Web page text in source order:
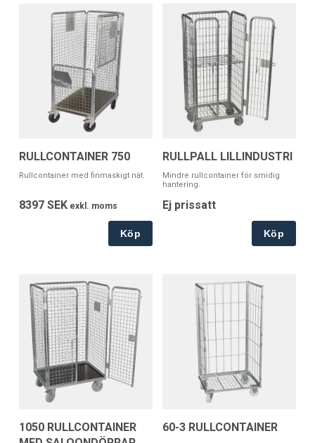
RULLCONTAINER 750
Rullcontainer med finmaskigt nät.
8397 SEK exkl. moms
Köp
RULLPALL LILLINDUSTRI
Mindre rullcontainer för smidig
hantering.
Ej prissatt
Köp
1050 RULLCONTAINER
60-3 RULLCONTAINER